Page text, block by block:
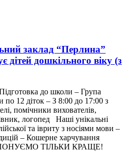
заклад “Перлина”
дітей дошкільного віку (з
до школи – Група
12 діток – З 8:00 до 17:00 з
помічники вихователів,
логопед Наші унікальні
та івриту з носіями мови –
– Кошерне харчування
ТІЛЬКИ КРАЩЕ!